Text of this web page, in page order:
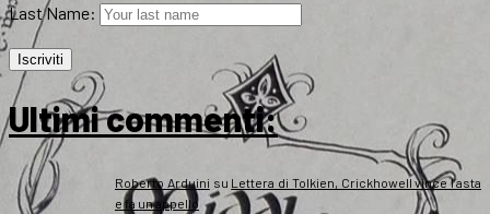
Last Name:
Ultimi commenti:
Roberto Arduini su Lettera di Tolkien, Crickhowell vince l’asta
e fa un appello